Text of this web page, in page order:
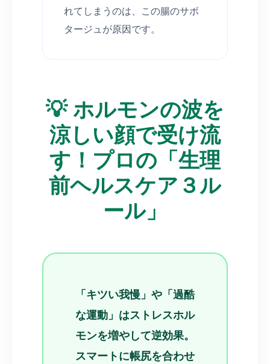
れてしまうのは、この腸のサボ
タージュが原因です。
💡 ホルモンの波を
涼しい顔で受け流
す！プロの「生理
前ヘルスケア３ル
ール」
「キツい我慢」や「過酷
な運動」はストレスホル
モンを増やして逆効果。
スマートに帳尻を合わせ